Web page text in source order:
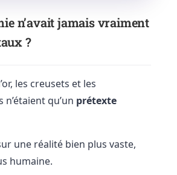
n’avait jamais vraiment
?
les creusets et les
qu’un prétexte
une réalité bien plus vaste,
humaine.